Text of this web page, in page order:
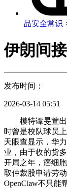
品安全常识
伊朗间
发布时间：
2026-03-14 05:51
模特谭旻萱出
时曾是校队球员
天眼查显示，华
业，由于收的货
开局之年，癌细
取仲裁股申请劳
OpenClaw不只能